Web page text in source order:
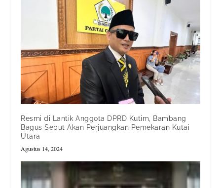
Resmi di Lantik Anggota DPRD Kutim, Bambang
Bagus Sebut Akan Perjuangkan Pemekaran Kutai
Utara
Agustus 14, 2024